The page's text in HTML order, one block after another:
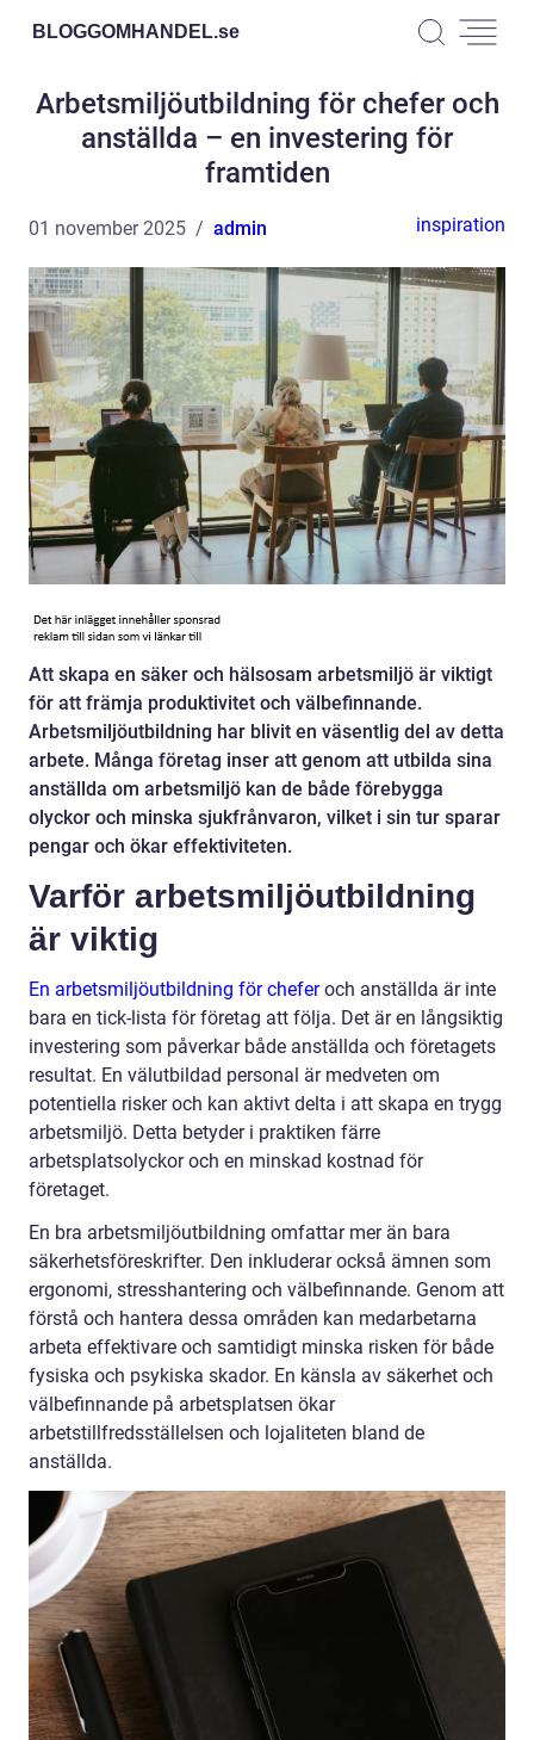
BLOGGOMHANDEL.se
Arbetsmiljöutbildning för chefer och
anställda – en investering för
framtiden
01 november 2025 admin inspiration
Att skapa en säker och hälsosam arbetsmiljö är viktigt
för att främja produktivitet och välbefinnande.
Arbetsmiljöutbildning har blivit en väsentlig del av detta
arbete. Många företag inser att genom att utbilda sina
anställda om arbetsmiljö kan de både förebygga
olyckor och minska sjukfrånvaron, vilket i sin tur sparar
pengar och ökar effektiviteten.
Varför arbetsmiljöutbildning
är viktig
En arbetsmiljöutbildning för cheferoch anställda är inte
bara en tick-lista för företag att följa. Det är en långsiktig
investering som påverkar både anställda och företagets
resultat. En välutbildad personal är medveten om
potentiella risker och kan aktivt delta i att skapa en trygg
arbetsmiljö. Detta betyder i praktiken färre
arbetsplatsolyckor och en minskad kostnad för
företaget.
En bra arbetsmiljöutbildning omfattar mer än bara
säkerhetsföreskrifter. Den inkluderar också ämnen som
ergonomi, stresshantering och välbefinnande. Genom att
förstå och hantera dessa områden kan medarbetarna
arbeta effektivare och samtidigt minska risken för både
fysiska och psykiska skador. En känsla av säkerhet och
välbefinnande på arbetsplatsen ökar
arbetstillfredsställelsen och lojaliteten bland de
anställda.